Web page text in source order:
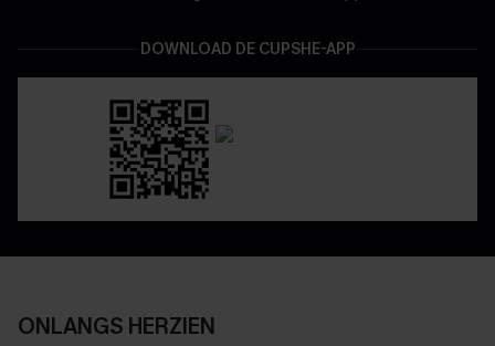
DOWNLOAD DE CUPSHE-APP
ONLANGS HERZIEN